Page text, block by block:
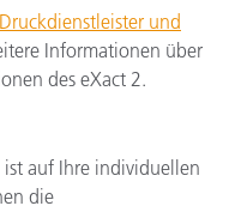
und
Informationen über
des eXact 2.
ist auf Ihre individuellen
die